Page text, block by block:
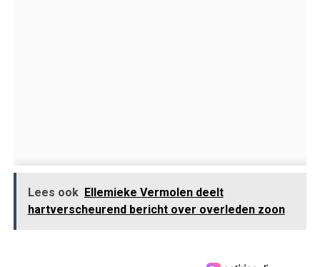
Lees ook Ellemieke Vermolen deelt
hartverscheurend bericht over overleden zoon